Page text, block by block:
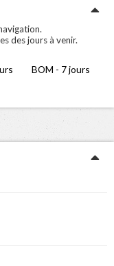
des jours à venir.
BOM - 7 jours